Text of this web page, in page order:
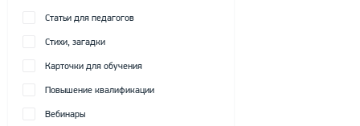
Статьи для педагогов
Стихи, загадки
Карточки для обучения
Повышение квалификации
Вебинары